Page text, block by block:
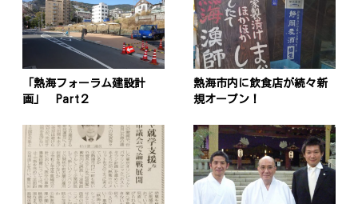
「熱海フォーラム建設計
画」 Part２
熱海市内に飲食店が続々新
規オープン！